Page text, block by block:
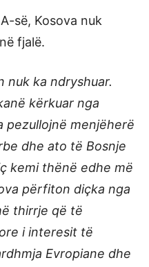
së, Kosova nuk
fjalë.
nuk ka ndryshuar.
kërkuar nga
pezullojnë menjëherë
dhe ato të Bosnje
kemi thënë edhe më
përfiton diçka nga
thirrje që të
i interesit të
Evropiane dhe